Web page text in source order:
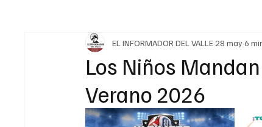
Los Niños
Verano 2026
EL INFORMADOR DEL VALLE28 may6